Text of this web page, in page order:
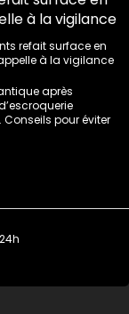
à la vigilance
refait surface en
à la vigilance
après
pour éviter
24h